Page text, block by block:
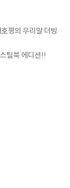
평의 우리말 더빙
틸북 에디션!!